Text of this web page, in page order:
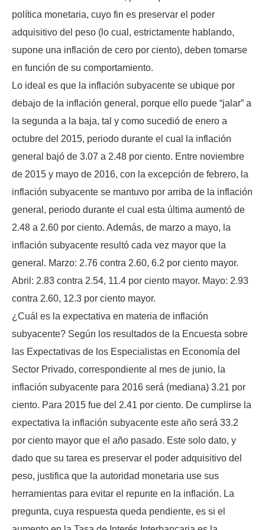
política monetaria, cuyo fin es preservar el poder
adquisitivo del peso (lo cual, estrictamente hablando,
supone una inflación de cero por ciento), deben tomarse
en función de su comportamiento.
Lo ideal es que la inflación subyacente se ubique por
debajo de la inflación general, porque ello puede “jalar” a
la segunda a la baja, tal y como sucedió de enero a
octubre del 2015, periodo durante el cual la inflación
general bajó de 3.07 a 2.48 por ciento. Entre noviembre
de 2015 y mayo de 2016, con la excepción de febrero, la
inflación subyacente se mantuvo por arriba de la inflación
general, periodo durante el cual esta última aumentó de
2.48 a 2.60 por ciento. Además, de marzo a mayo, la
inflación subyacente resultó cada vez mayor que la
general. Marzo: 2.76 contra 2.60, 6.2 por ciento mayor.
Abril: 2.83 contra 2.54, 11.4 por ciento mayor. Mayo: 2.93
contra 2.60, 12.3 por ciento mayor.
¿Cuál es la expectativa en materia de inflación
subyacente? Según los resultados de la Encuesta sobre
las Expectativas de los Especialistas en Economía del
Sector Privado, correspondiente al mes de junio, la
inflación subyacente para 2016 será (mediana) 3.21 por
ciento. Para 2015 fue del 2.41 por ciento. De cumplirse la
expectativa la inflación subyacente este año será 33.2
por ciento mayor que el año pasado. Este solo dato, y
dado que su tarea es preservar el poder adquisitivo del
peso, justifica que la autoridad monetaria use sus
herramientas para evitar el repunte en la inflación. La
pregunta, cuya respuesta queda pendiente, es si el